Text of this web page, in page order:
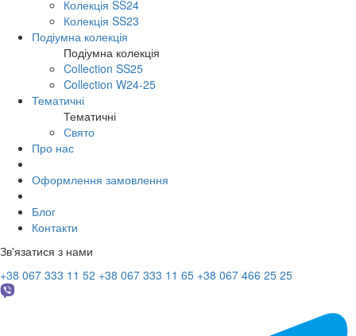
Колекція SS24
Колекція SS23
Подіумна колекція
Подіумна колекція
Collection SS25
Collection W24-25
Тематичні
Тематичні
Свято
Про нас
Оформлення замовлення
Блог
Контакти
Зв'язатися з нами
+38 067 333 11 52 +38 067 333 11 65 +38 067 466 25 25